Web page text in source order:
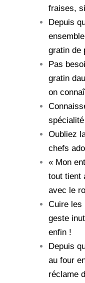
fraises,
Depuis
gratin de
Pas
gratin
on
Oubliez
chefs
« Mon
tout tient
avec le
Cuire les
geste
enfin !
Depuis
au four
réclame